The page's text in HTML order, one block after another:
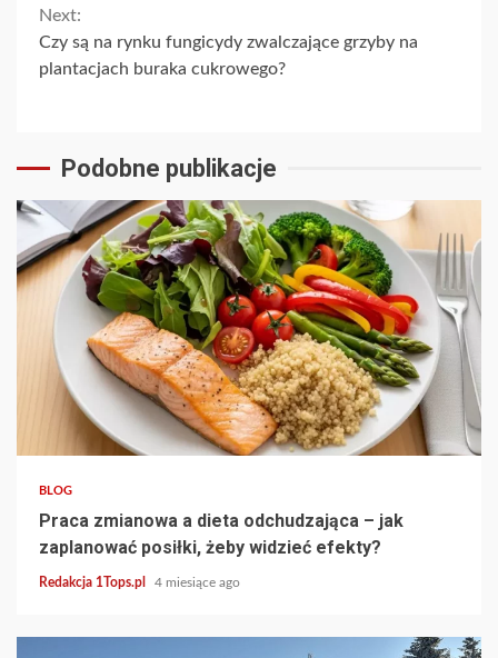
Next:
Czy są na rynku fungicydy zwalczające grzyby na
plantacjach buraka cukrowego?
Podobne publikacje
3 min read
BLOG
Praca zmianowa a dieta odchudzająca – jak
zaplanować posiłki, żeby widzieć efekty?
Redakcja 1Tops.pl 4 miesiące ago